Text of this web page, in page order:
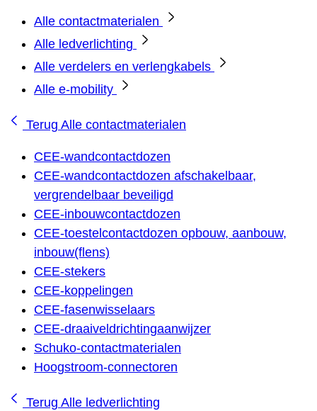
Alle contactmaterialen
Alle ledverlichting
Alle verdelers en verlengkabels
Alle e-mobility
Terug Alle contactmaterialen
CEE-wandcontactdozen
CEE-wandcontactdozen afschakelbaar,
vergrendelbaar beveiligd
CEE-inbouwcontactdozen
CEE-toestelcontactdozen opbouw, aanbouw,
inbouw(flens)
CEE-stekers
CEE-koppelingen
CEE-fasenwisselaars
CEE-draaiveldrichtingaanwijzer
Schuko-contactmaterialen
Hoogstroom-connectoren
Terug Alle ledverlichting